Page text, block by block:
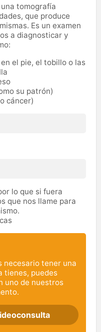
tomografía
que produce
Es un examen
a diagnosticar y
el pie, el tobillo o las
su patrón)
cáncer)
lo que si fuera
que nos llame para
necesario tener una
tienes, puedes
uno de nuestros